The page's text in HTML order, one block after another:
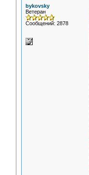
bykovsky
Ветеран
Сообщений: 2878